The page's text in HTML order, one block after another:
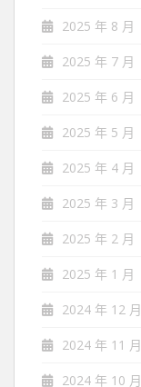
2025 年 8 月
2025 年 7 月
2025 年 6 月
2025 年 5 月
2025 年 4 月
2025 年 3 月
2025 年 2 月
2025 年 1 月
2024 年 12 月
2024 年 11 月
2024 年 10 月